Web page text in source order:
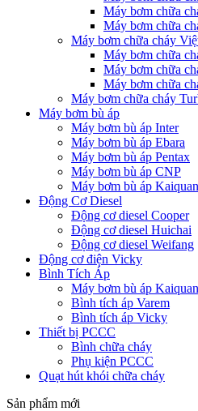
Máy bơm chữa
Máy bơm chữa
Máy bơm chữa cháy
Máy bơm chữa
Máy bơm chữa
Máy bơm chữa
Máy bơm chữa cháy
Máy bơm bù áp
Máy bơm bù áp Inter
Máy bơm bù áp Ebara
Máy bơm bù áp Pentax
Máy bơm bù áp CNP
Máy bơm bù áp Kaiquan
Động Cơ Diesel
Động cơ diesel Cooper
Động cơ diesel Huichai
Động cơ diesel Weifang
Động cơ điện Vicky
Bình Tích Áp
Máy bơm bù áp Kaiquan
Bình tích áp Varem
Bình tích áp Vicky
Thiết bị PCCC
Bình chữa cháy
Phụ kiện PCCC
Quạt hút khói chữa cháy
Sản phẩm mới